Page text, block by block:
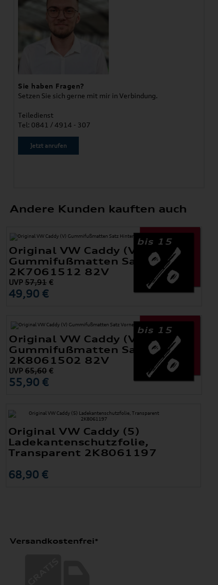
Sie haben Fragen?
Setzen Sie sich gerne mit mir in Verbindung.
Teiledienst
Tel: 0841 / 4914 - 307
Jetzt anrufen
Andere Kunden kauften auch
bis 15
Original VW Caddy (V)
Gummifußmatten Satz Hinten
2K7061512 82V
UVP57,91 €
49,90 €
bis 15
Original VW Caddy (V)
Gummifußmatten Satz Vorne
2K8061502 82V
UVP65,60 €
55,90 €
Original VW Caddy (5)
Ladekantenschutzfolie,
Transparent 2K8061197
68,90 €
Versandkostenfrei*